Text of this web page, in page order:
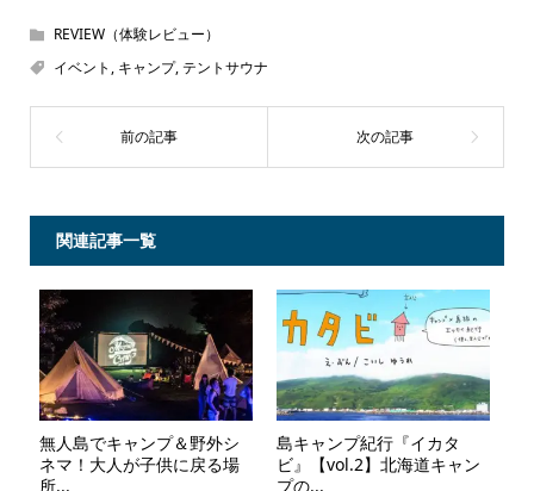
REVIEW（体験レビュー）
イベント , キャンプ,テントサウナ
関連記事一覧
無人島でキャンプ＆野外シ
ネマ！大人が子供に戻る場
所...
島キャンプ紀行『イカタ
ビ』【vol.2】北海道キャン
プの...